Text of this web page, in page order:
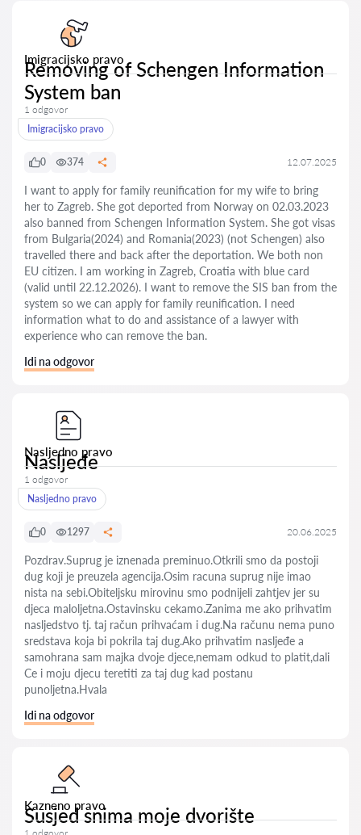
Imigracijsko pravo
Removing of Schengen Information
System ban
1 odgovor
Imigracijsko pravo
0 374 12.07.2025
I want to apply for family reunification for my wife to bring
her to Zagreb. She got deported from Norway on 02.03.2023
also banned from Schengen Information System. She got visas
from Bulgaria(2024) and Romania(2023) (not Schengen) also
travelled there and back after the deportation. We both non
EU citizen. I am working in Zagreb, Croatia with blue card
(valid until 22.12.2026). I want to remove the SIS ban from the
system so we can apply for family reunification. I need
information what to do and assistance of a lawyer with
experience who can remove the ban.
Idi na odgovor
Nasljedno pravo
Nasljeđe
1 odgovor
Nasljedno pravo
0 1297 20.06.2025
Pozdrav.Suprug je iznenada preminuo.Otkrili smo da postoji
dug koji je preuzela agencija.Osim racuna suprug nije imao
nista na sebi.Obiteljsku mirovinu smo podnijeli zahtjev jer su
djeca maloljetna.Ostavinsku cekamo.Zanima me ako prihvatim
nasljedstvo tj. taj račun prihvaćam i dug.Na računu nema puno
sredstava koja bi pokrila taj dug.Ako prihvatim nasljeđe a
samohrana sam majka dvoje djece,nemam odkud to platit,dali
Ce i moju djecu teretiti za taj dug kad postanu
punoljetna.Hvala
Idi na odgovor
Kazneno pravo
Susjed snima moje dvorište